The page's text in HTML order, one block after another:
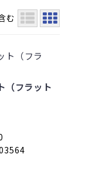
む
（フラット